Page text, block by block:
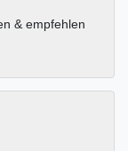
& empfehlen